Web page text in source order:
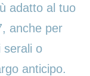
adatto al tuo
anche per
serali o
anticipo.